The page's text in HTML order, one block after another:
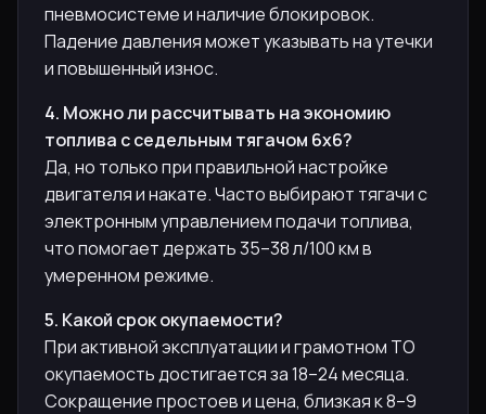
пневмосистеме и наличие блокировок.
Падение давления может указывать на утечки
и повышенный износ.
4. Можно ли рассчитывать на экономию
топлива с седельным тягачом 6х6?
Да, но только при правильной настройке
двигателя и накате. Часто выбирают тягачи с
электронным управлением подачи топлива,
что помогает держать 35–38 л/100 км в
умеренном режиме.
5. Какой срок окупаемости?
При активной эксплуатации и грамотном ТО
окупаемость достигается за 18–24 месяца.
Сокращение простоев и цена, близкая к 8–9